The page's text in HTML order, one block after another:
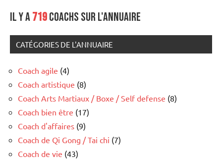
Il y a719coachs sur l'annuaire
CATÉGORIES DE L'ANNUAIRE
Coach agile (4)
Coach artistique (8)
Coach Arts Martiaux / Boxe / Self defense (8)
Coach bien être (17)
Coach d'affaires (9)
Coach de Qi Gong / Tai chi (7)
Coach de vie (43)